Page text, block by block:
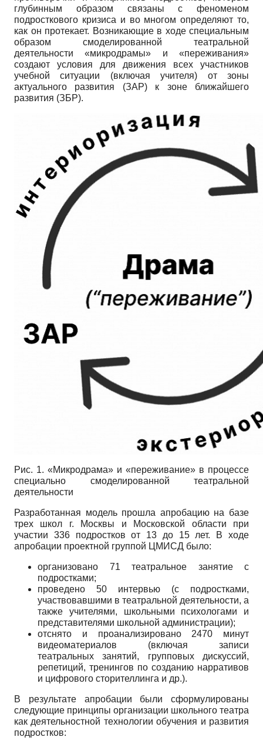
глубинным образом связаны с феноменом
подросткового кризиса и во многом определяют то,
как он протекает. Возникающие в ходе специальным
образом смоделированной театральной
деятельности «микродрамы» и «переживания»
создают условия для движения всех участников
учебной ситуации (включая учителя) от зоны
актуального развития (ЗАР) к зоне ближайшего
развития (ЗБР).
Рис. 1. «Микродрама» и «переживание» в процессе
специально смоделированной театральной
деятельности
Разработанная модель прошла апробацию на базе
трех школ г. Москвы и Московской области при
участии 336 подростков от 13 до 15 лет. В ходе
апробации проектной группой ЦМИСД было:
организовано 71 театральное занятие с
подростками;
проведено 50 интервью (с подростками,
участвовавшими в театральной деятельности, а
также учителями, школьными психологами и
представителями школьной администрации);
отснято и проанализировано 2470 минут
видеоматериалов (включая записи
театральных занятий, групповых дискуссий,
репетиций, тренингов по созданию нарративов
и цифрового сторителлинга и др.).
В результате апробации были сформулированы
следующие принципы организации школьного театра
как деятельностной технологии обучения и развития
подростков: